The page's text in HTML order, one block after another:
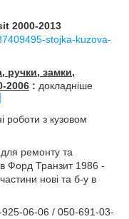
2000-2013
stojka-kuzova-
ручки, замки,
2006 : докладніше
роботи з кузовом
для ремонту та
Форд Транзит 1986 -
нові та б-у в
925-06-06 / 050-691-03-